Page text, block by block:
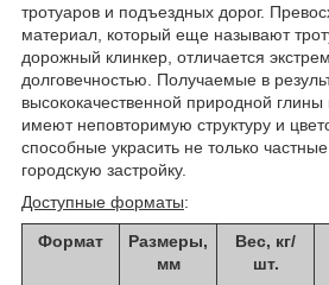
тротуаров и подъездных дорог.
материал, который еще называют
дорожный клинкер, отличается
долговечностью. Получаемые в
высококачественной природной глины
имеют неповторимую структуру и
способные украсить не только
городскую застройку.
Доступные форматы:
Формат
Размеры,
мм
Вес, кг/
шт.